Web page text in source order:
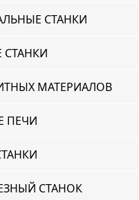
СТАНКИ
СТАНКИ
МАТЕРИАЛОВ
ПЕЧИ
СТАНОК